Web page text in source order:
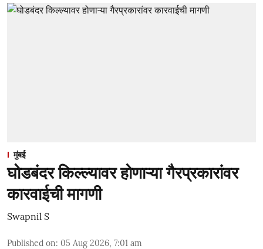
मुंबई
घोडबंदर किल्ल्यावर होणाऱ्या गैरप्रकारांवर
कारवाईची मागणी
Swapnil S
Published on: 05 Aug 2026, 7:01 am